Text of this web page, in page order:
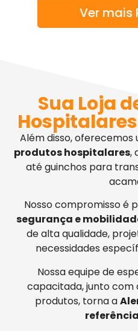
Ver mais
Sua Loja
Além disso,
produtos hospitalares,
até guinchos para
Nosso compromisso é
segurança e
de alta qualidade,
necessidades
Nossa equipe de
capacitada, junto com
produtos, torna a